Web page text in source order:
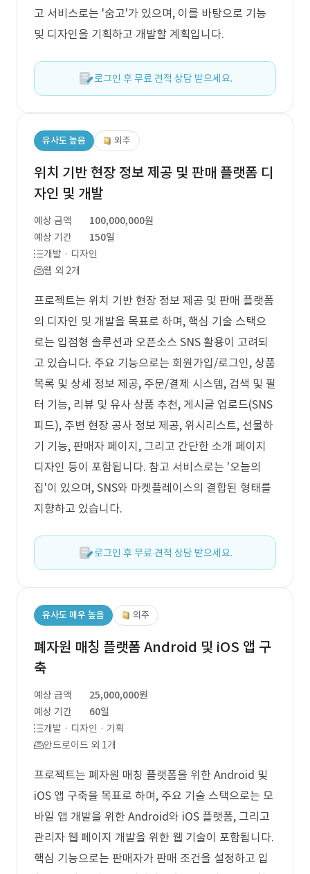
고 서비스로는 '숨고'가 있으며, 이를 바탕으로 기능
및 디자인을 기획하고 개발할 계획입니다.
로그인 후 무료 견적 상담 받으세요.
유사도 높음 외주
위치 기반 현장 정보 제공 및 판매 플랫폼 디
자인 및 개발
예상 금액
100,000,000원
예상 기간
150일
개발 · 디자인
웹 외 2개
프로젝트는 위치 기반 현장 정보 제공 및 판매 플랫폼
의 디자인 및 개발을 목표로 하며, 핵심 기술 스택으
로는 입점형 솔루션과 오픈소스 SNS 활용이 고려되
고 있습니다. 주요 기능으로는 회원가입/로그인, 상품
목록 및 상세 정보 제공, 주문/결제 시스템, 검색 및 필
터 기능, 리뷰 및 유사 상품 추천, 게시글 업로드(SNS
피드), 주변 현장 공사 정보 제공, 위시리스트, 선물하
기 기능, 판매자 페이지, 그리고 간단한 소개 페이지
디자인 등이 포함됩니다. 참고 서비스로는 '오늘의
집'이 있으며, SNS와 마켓플레이스의 결합된 형태를
지향하고 있습니다.
로그인 후 무료 견적 상담 받으세요.
유사도 매우 높음 외주
폐자원 매칭 플랫폼 Android 및 iOS 앱 구
축
예상 금액
25,000,000원
예상 기간
60일
개발 · 디자인 · 기획
안드로이드 외 1개
프로젝트는 폐자원 매칭 플랫폼을 위한 Android 및
iOS 앱 구축을 목표로 하며, 주요 기술 스택으로는 모
바일 앱 개발을 위한 Android와 iOS 플랫폼, 그리고
관리자 웹 페이지 개발을 위한 웹 기술이 포함됩니다.
핵심 기능으로는 판매자가 판매 조건을 설정하고 입